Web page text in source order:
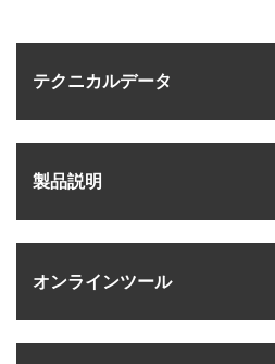
テクニカルデータ
製品説明
オンラインツール